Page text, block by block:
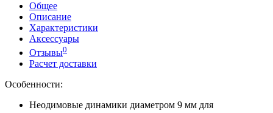
Общее
Описание
Характеристики
Аксессуары
Отзывы0
Расчет доставки
Особенности:
Неодимовые динамики диаметром 9 мм для